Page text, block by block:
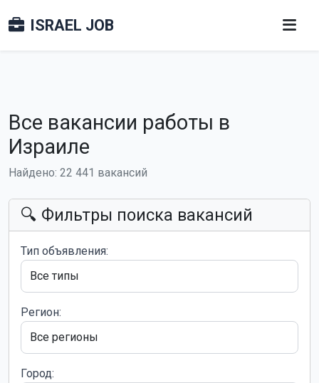
ISRAEL JOB
Все вакансии работы в
Израиле
Найдено: 22 441 вакансий
🔍 Фильтры поиска вакансий
Тип объявления:
Регион:
Город: